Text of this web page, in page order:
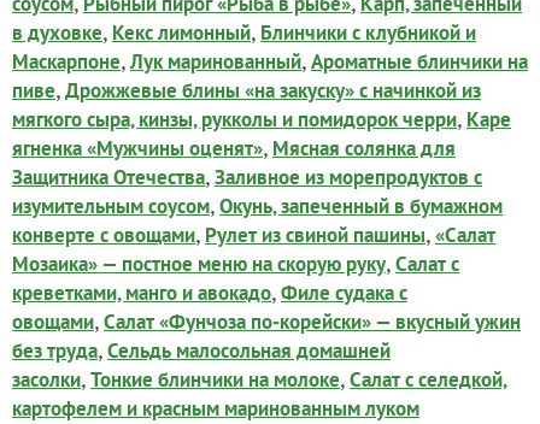
в духовке, Кекс лимонный, Блинчики с клубникой и
Маскарпоне,Лук маринованный,Ароматные блинчики на
пиве,Дрожжевые блины «на закуску» с начинкой из
мягкого сыра, кинзы, рукколы и помидорок черри, Каре
ягненка «Мужчины оценят», Мясная солянка для
Защитника Отечества,Заливное из морепродуктов с
изумительным соусом,Окунь, запеченный в бумажном
конверте с овощами, Рулет из свиной пашины,«Салат
Мозаика» — постное меню на скорую руку,Салат с
креветками, манго и авокадо,Филе судака с
овощами,Салат «Фунчоза по-корейски» — вкусный ужин
без труда,Сельдь малосольная домашней
засолки,Тонкие блинчики на молоке,Салат с селедкой,
картофелем и красным маринованным луком